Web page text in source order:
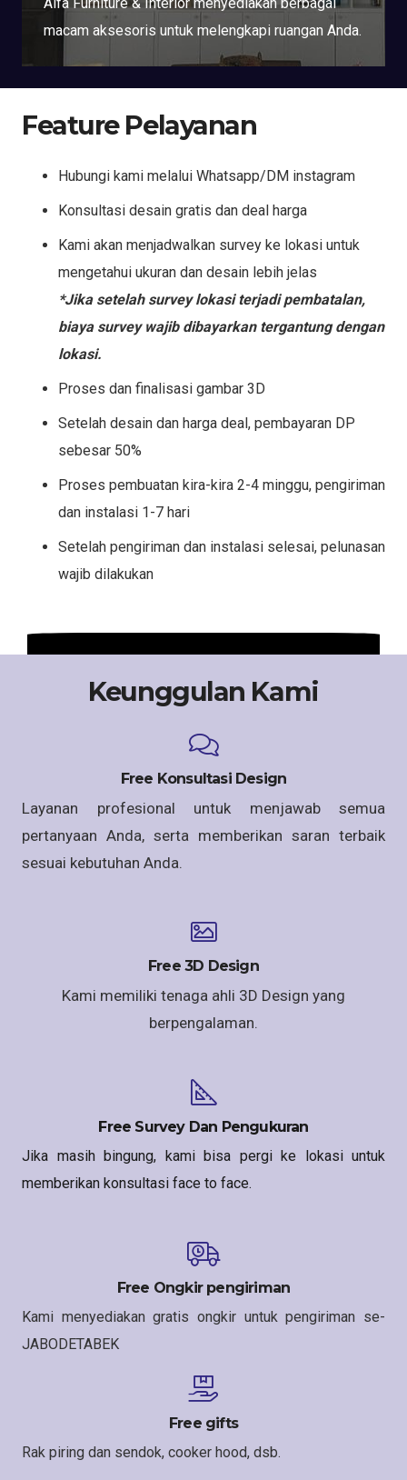
macam aksesoris untuk melengkapi ruangan Anda.
Feature Pelayanan
Hubungi kami melalui Whatsapp/DM instagram
Konsultasi desain gratis dan deal harga
Kami akan menjadwalkan survey ke lokasi untuk
mengetahui ukuran dan desain lebih jelas
*Jika setelah survey lokasi terjadi pembatalan,
biaya survey wajib dibayarkan tergantung dengan
lokasi.
Proses dan finalisasi gambar 3D
Setelah desain dan harga deal, pembayaran DP
sebesar 50%
Proses pembuatan kira-kira 2-4 minggu, pengiriman
dan instalasi 1-7 hari
Setelah pengiriman dan instalasi selesai, pelunasan
wajib dilakukan
Keunggulan Kami
Free Konsultasi Design
Layanan profesional untuk menjawab semua
pertanyaan Anda, serta memberikan saran terbaik
sesuai kebutuhan Anda.
Free 3D Design
Kami memiliki tenaga ahli 3D Design yang
berpengalaman.
Free Survey Dan Pengukuran
Jika masih bingung, kami bisa pergi ke lokasi untuk
memberikan konsultasi face to face.
Free Ongkir pengiriman
Kami menyediakan gratis ongkir untuk pengiriman se-
JABODETABEK
Free gifts
Rak piring dan sendok, cooker hood, dsb.